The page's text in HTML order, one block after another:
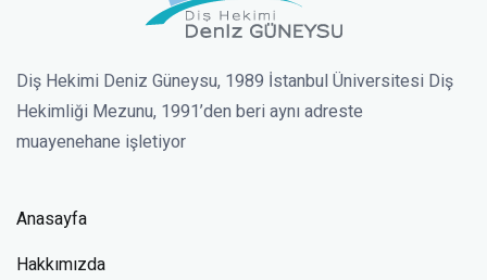
Diş Hekimi Deniz Güneysu, 1989 İstanbul Üniversitesi Diş
Hekimliği Mezunu, 1991’den beri aynı adreste
muayenehane işletiyor
Anasayfa
Hakkımızda